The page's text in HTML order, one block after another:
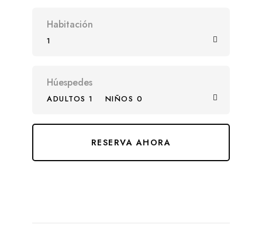
Habitación
1
Húespedes
ADULTOS 1 NIÑOS 0